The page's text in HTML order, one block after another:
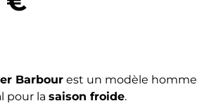
Barbour est un modèle homme
pour la saison froide.